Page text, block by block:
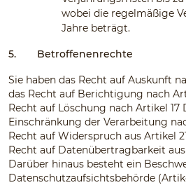
wobei die regelmäßige
Jahre beträgt.
5. Betroffenenrechte
Sie haben das Recht auf Auskunft
das Recht auf Berichtigung nach
Recht auf Löschung nach Artikel 17
Einschränkung der Verarbeitung
Recht auf Widerspruch aus Artikel
Recht auf Datenübertragbarkeit
Darüber hinaus besteht ein
Datenschutzaufsichtsbehörde